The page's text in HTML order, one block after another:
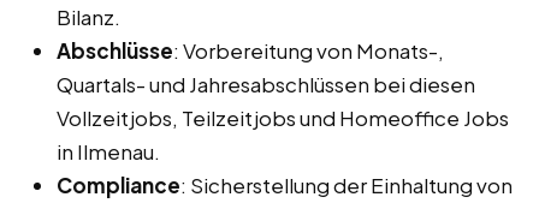
Bilanz.
Abschlüsse: Vorbereitung von Monats-,
Quartals- und Jahresabschlüssen bei diesen
Vollzeitjobs, Teilzeitjobs und Homeoffice Jobs
in Ilmenau.
Compliance: Sicherstellung der Einhaltung von